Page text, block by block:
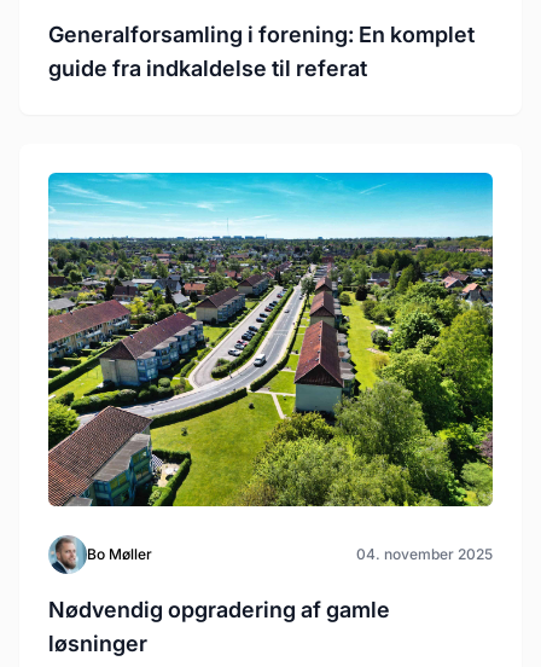
Generalforsamling i forening: En komplet
guide fra indkaldelse til referat
Bo Møller 04. november 2025
Nødvendig opgradering af gamle
løsninger